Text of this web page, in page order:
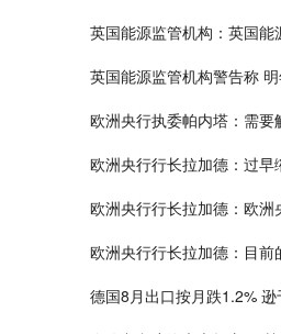
英国能源监管机构：英国能
英国能源监管机构警告称
欧洲央行执委帕内塔：需
欧洲央行行长拉加德：过
欧洲央行行长拉加德：欧
欧洲央行行长拉加德：目
德国8月出口按月跌1.2% 逊